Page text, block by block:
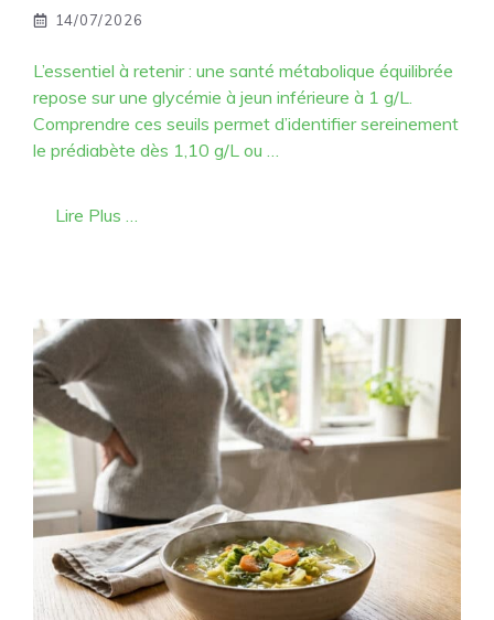
14/07/2026
L’essentiel à retenir : une santé métabolique équilibrée
repose sur une glycémie à jeun inférieure à 1 g/L.
Comprendre ces seuils permet d’identifier sereinement
le prédiabète dès 1,10 g/L ou …
Lire Plus …